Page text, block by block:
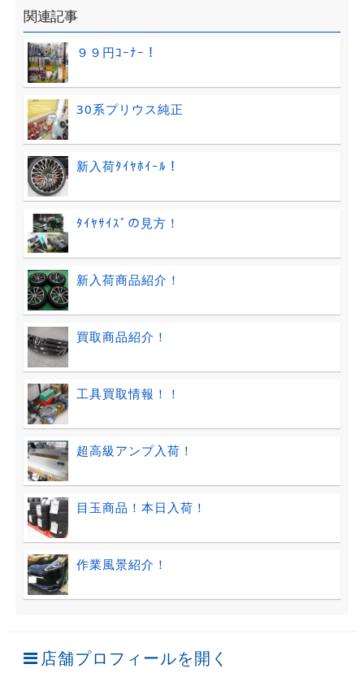
関連記事
９９円ｺｰﾅｰ！
30系プリウス純正
新入荷ﾀｲﾔﾎｲｰﾙ！
ﾀｲﾔｻｲｽﾞの見方！
新入荷商品紹介！
買取商品紹介！
工具買取情報！！
超高級アンプ入荷！
目玉商品！本日入荷！
作業風景紹介！
店舗プロフィールを開く